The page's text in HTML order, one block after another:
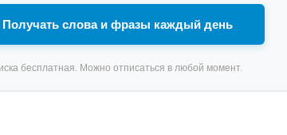
слова и фразы каждый день
бесплатная. Можно отписаться в любой момент.